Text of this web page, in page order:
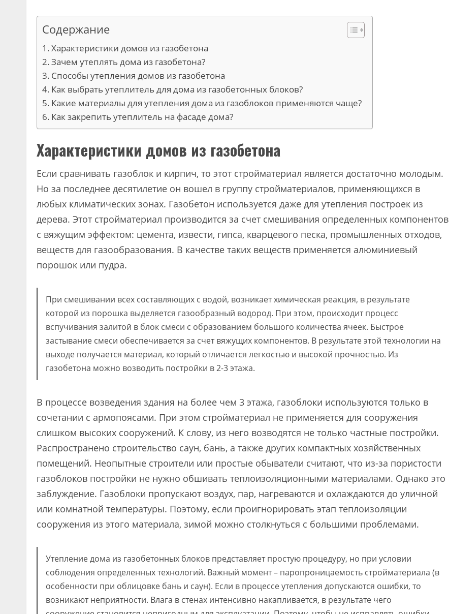
Содержание
Характеристики домов из газобетона
Зачем утеплять дома из газобетона?
Способы утепления домов из газобетона
Как выбрать утеплитель для дома из газобетонных блоков?
Какие материалы для утепления дома из газоблоков применяются чаще?
Как закрепить утеплитель на фасаде дома?
Характеристики домов из газобетона
Если сравнивать газоблок и кирпич, то этот стройматериал является достаточно молодым.
Но за последнее десятилетие он вошел в группу стройматериалов, применяющихся в
любых климатических зонах. Газобетон используется даже для утепления построек из
дерева. Этот стройматериал производится за счет смешивания определенных компонентов
с вяжущим эффектом: цемента, извести, гипса, кварцевого песка, промышленных отходов,
веществ для газообразования. В качестве таких веществ применяется алюминиевый
порошок или пудра.
При смешивании всех составляющих с водой, возникает химическая реакция, в результате
которой из порошка выделяется газообразный водород. При этом, происходит процесс
вспучивания залитой в блок смеси с образованием большого количества ячеек. Быстрое
застывание смеси обеспечивается за счет вяжущих компонентов. В результате этой технологии на
выходе получается материал, который отличается легкостью и высокой прочностью. Из
газобетона можно возводить постройки в 2-3 этажа.
В процессе возведения здания на более чем 3 этажа, газоблоки используются только в
сочетании с армопоясами. При этом стройматериал не применяется для сооружения
слишком высоких сооружений. К слову, из него возводятся не только частные постройки.
Распространено строительство саун, бань, а также других компактных хозяйственных
помещений. Неопытные строители или простые обыватели считают, что из-за пористости
газоблоков постройки не нужно обшивать теплоизоляционными материалами. Однако это
заблуждение. Газоблоки пропускают воздух, пар, нагреваются и охлаждаются до уличной
или комнатной температуры. Поэтому, если проигнорировать этап теплоизоляции
сооружения из этого материала, зимой можно столкнуться с большими проблемами.
Утепление дома из газобетонных блоков представляет простую процедуру, но при условии
соблюдения определенных технологий. Важный момент – паропроницаемость стройматериала (в
особенности при облицовке бань и саун). Если в процессе утепления допускаются ошибки, то
возникают неприятности. Влага в стенах интенсивно накапливается, в результате чего